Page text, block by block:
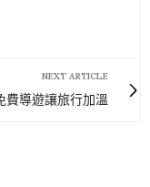
NEXT ARTICLE
費導遊讓旅行加溫